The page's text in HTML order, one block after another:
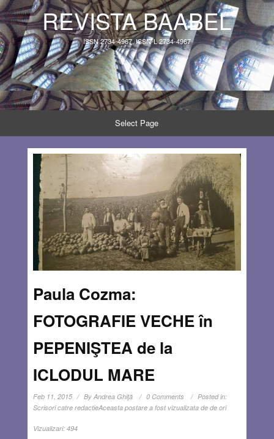
REVISTA BAABEL
ISSN 2734-4967, ISSN-L 2734-4967
Select Page
Paula Cozma:
FOTOGRAFIE VECHE în
PEPENIŞTEA de la
ICLODUL MARE
Feb 11, 2015 By Andrea Ghiţă 0 Comments
Posted in:
Scrisori catre redactieAceasta postare a fost vizualizata de de ori
Vizualizari: 494